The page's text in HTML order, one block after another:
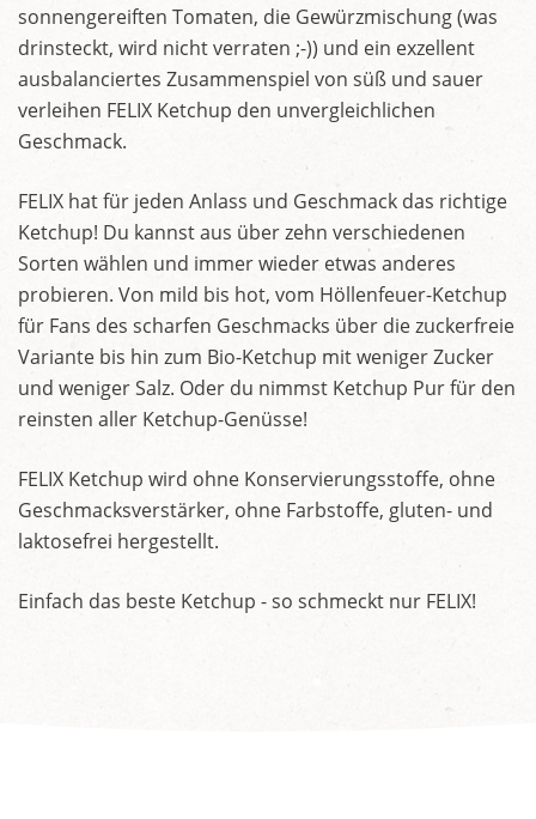
sonnengereiften Tomaten, die Gewürzmischung (was
drinsteckt, wird nicht verraten ;-)) und ein exzellent
ausbalanciertes Zusammenspiel von süß und sauer
verleihen FELIX Ketchup den unvergleichlichen
Geschmack.
FELIX hat für jeden Anlass und Geschmack das richtige
Ketchup! Du kannst aus über zehn verschiedenen
Sorten wählen und immer wieder etwas anderes
probieren. Von mild bis hot, vom Höllenfeuer-Ketchup
für Fans des scharfen Geschmacks über die zuckerfreie
Variante bis hin zum Bio-Ketchup mit weniger Zucker
und weniger Salz. Oder du nimmst Ketchup Pur für den
reinsten aller Ketchup-Genüsse!
FELIX Ketchup wird ohne Konservierungsstoffe, ohne
Geschmacksverstärker, ohne Farbstoffe, gluten- und
laktosefrei hergestellt.
Einfach das beste Ketchup - so schmeckt nur FELIX!